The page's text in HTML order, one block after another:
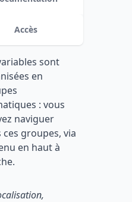
Accès
sont
en
: vous
naviguer
ces groupes, via
en haut à